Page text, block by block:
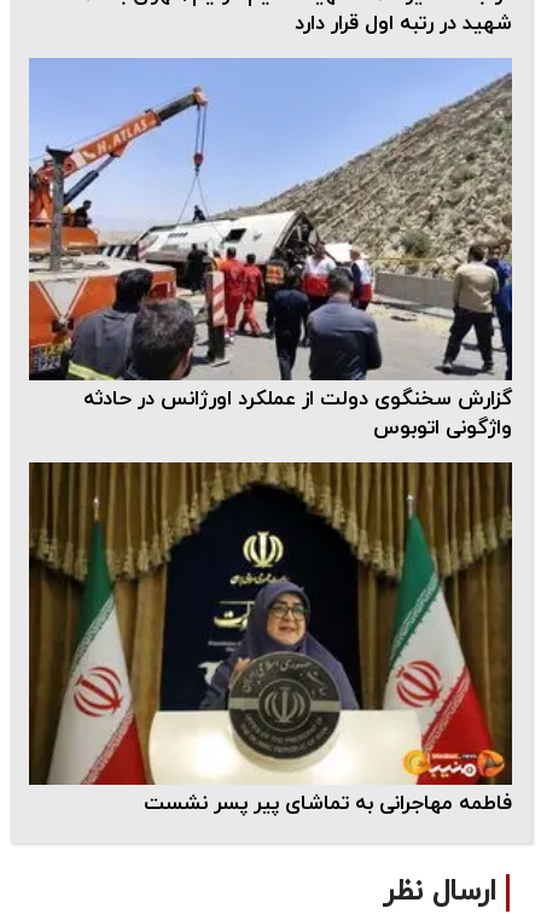
شهید در رتبه اول قرار دارد
گزارش سخنگوی دولت از عملکرد اورژانس در حادثه
واژگونی اتوبوس
فاطمه مهاجرانی به تماشای پیر پسر نشست
ارسال نظر